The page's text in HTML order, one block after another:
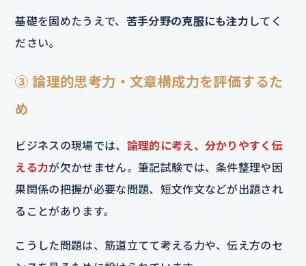
基礎を固めたうえで、 苦手分野の克服にも注力 してく
ださい。
③ 論理的思考力・文章構成力を評価するた
め
ビジネスの現場では、 論理的に考え、分かりやすく伝
える力が欠かせません。筆記試験では、条件整理や因
果関係の把握が必要な問題、短文作文などが出題され
ることがあります。
こうした問題は、筋道立てて考える力や、伝え方のセ